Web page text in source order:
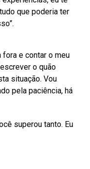
que poderia ter
fora e contar o meu
o quão
situação. Vou
pela paciência, há
superou tanto. Eu